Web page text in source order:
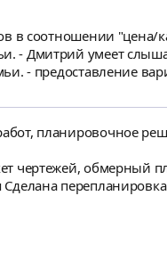
в соотношении "цена/
- Дмитрий умеет
- предоставление
и корректно
как специалиста
планировочное
чертежей, обмерный
: арка в стене из кухни